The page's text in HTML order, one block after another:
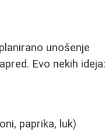
unošenje
Evo nekih ideja:
paprika, luk)